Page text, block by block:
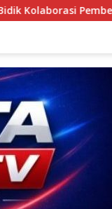
Pemuda